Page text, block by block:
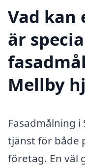
Vad kan
är
Mellby
Fasadmålning
tjänst för både
företag. En väl